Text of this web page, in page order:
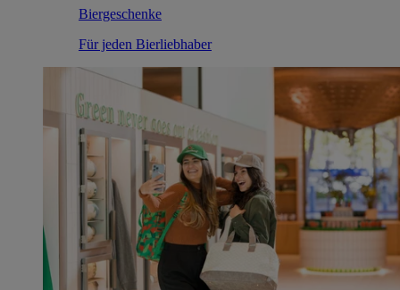
Biergeschenke
Für jeden Bierliebhaber